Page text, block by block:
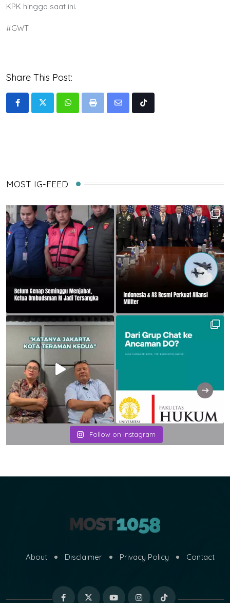
KPK hingga saat ini.
#GWT
Share This Post:
WhatsappPrint
Share
Tiktok
MOST IG-FEED
Follow on Instagram
About Disclaimer Privacy Policy Contact